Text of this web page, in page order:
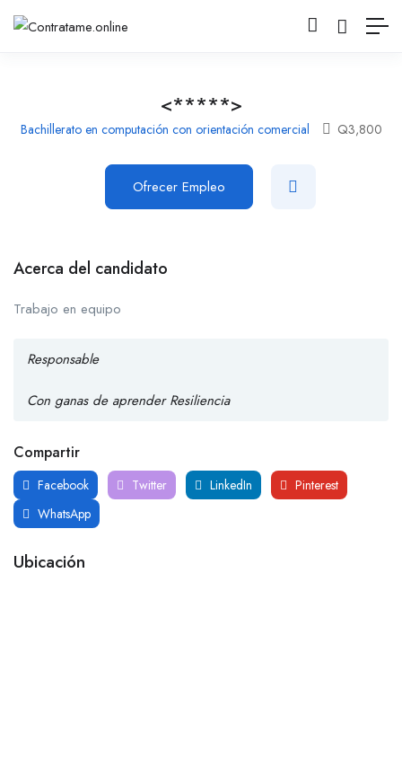
<*****>
Bachillerato en computación con orientación comercial Q3,800
Ofrecer Empleo
Acerca del candidato
Trabajo en equipo
Responsable
Con ganas de aprender Resiliencia
Compartir
Facebook Twitter LinkedIn
Pinterest
WhatsApp
Ubicación